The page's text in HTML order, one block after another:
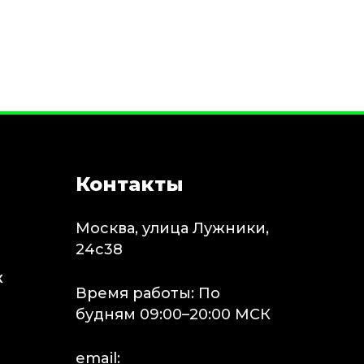
Контакты
Москва, улица Лужники,
24с38
Время работы: По
будням 09:00–20:00 МСК
email: